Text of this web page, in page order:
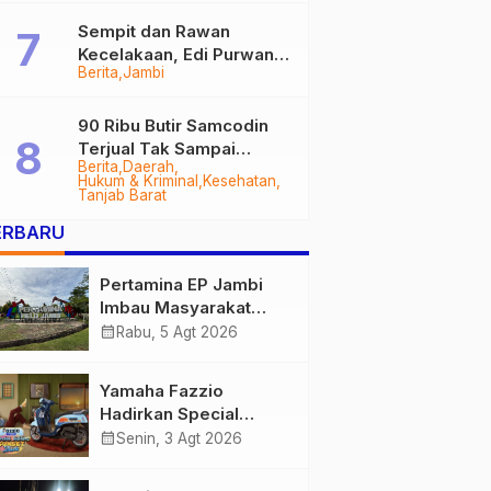
Berita Jambi
Sempit dan Rawan
Kecelakaan, Edi Purwanto
Targetkan Jalan Lintas
2028
Berita Daerah
Hukum & Kriminal
Kesehatan
Tanjab Barat
90 Ribu Butir Samcodin
Terjual Tak Sampai
Setahun, Indra Safari
Desak Audit Menyeluruh
Pertamina EP Jambi
Imbau Masyarakat
Tidak Beraktivitas di
Bersama
calendar_month Rabu, 5 Agt 2026
Yamaha Fazzio
Hadirkan Special
Edition Sunset Blue,
calendar_monthSenin, 3 Agt 2026